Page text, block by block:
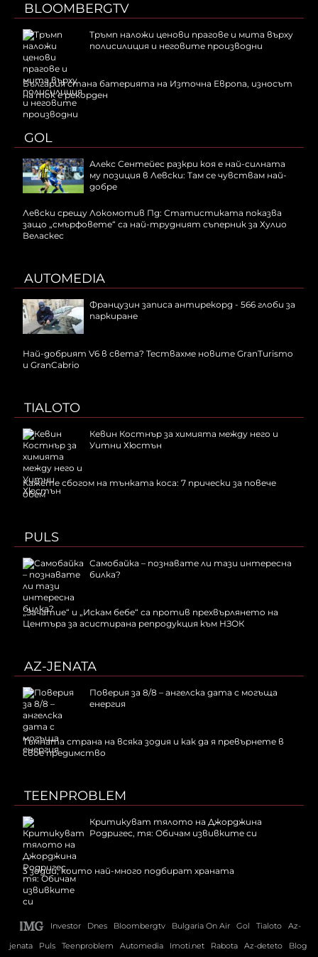
BLOOMBERGTV
Тръмп наложи ценови прагове и мита върху
полисилиция и неговите производни
България стана батерията на Източна Европа, износът
на ток е рекорден
GOL
Алекс Сентейес разкри коя е най-силната
му позиция в Левски: Там се чувствам най-
добре
Левски срещу Локомотив Пд: Статистиката показва
защо „смърфовете“ са най-трудният съперник за Хулио
Веласкес
AUTOMEDIA
Французин записа антирекорд - 566 глоби за
паркиране
Най-добрият V6 в света? Тествахме новите GranTurismo
и GranCabrio
TIALOTO
Кевин Костнър за химията между него и
Уитни Хюстън
Кажете сбогом на тънката коса: 7 прически за повече
обем
PULS
Самобайка – познавате ли тази интересна
билка?
„Зачатие“ и „Искам бебе“ са против прехвърлянето на
Центъра за асистирана репродукция към НЗОК
AZ-JENATA
Поверия за 8/8 – ангелска дата с могъща
енергия
Тъмната страна на всяка зодия и как да я превърнете в
свое предимство
TEENPROBLEM
Критикуват тялото на Джорджина
Родригес, тя: Обичам извивките си
3 зодии, които най-много подбират храната
Investor Dnes Bloombergtv Bulgaria On Air Gol Tialoto
Az-
jenata
Puls Teenproblem Automedia Imoti.net Rabota Az-deteto Blog